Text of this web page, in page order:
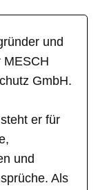
und
MESCH
GmbH.
er für
und
Als